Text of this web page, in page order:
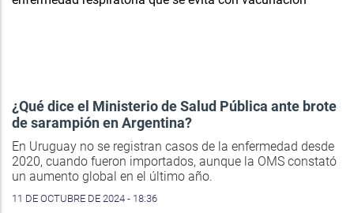
¿Qué dice el Ministerio de Salud Pública ante brote
de sarampión en Argentina?
En Uruguay no se registran casos de la enfermedad desde
2020, cuando fueron importados, aunque la OMS constató
un aumento global en el último año.
11 DE OCTUBRE DE 2024 - 18:36